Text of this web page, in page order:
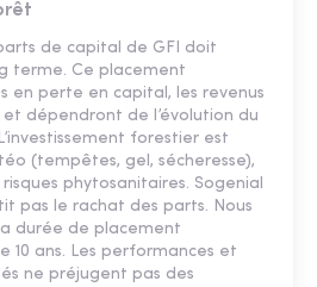
de capital de GFI doit
terme. Ce placement
en perte en capital, les revenus
dépendront de l’évolution du
forestier est
(tempêtes, gel, sécheresse),
phytosanitaires. Sogenial
pas le rachat des parts. Nous
durée de placement
10 ans. Les performances et
ne préjugent pas des